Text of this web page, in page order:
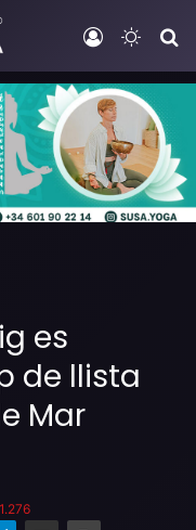
Iniciar
es
de llista
Mar
1.276
TelegramCompartir por email Imprimir